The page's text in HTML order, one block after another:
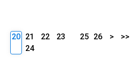
20 21 22
23
24
25 26 > >>